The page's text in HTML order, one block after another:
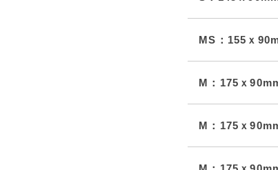
MS：155ｘ
M：175ｘ
M：175ｘ